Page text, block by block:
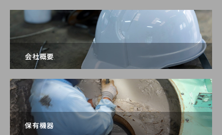
会社概要
保有機器